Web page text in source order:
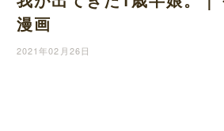
漫画
2021年02月26日